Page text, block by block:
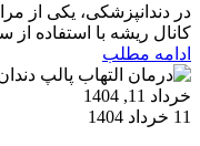
در دندانپزشکی، یکی از
کانال ریشه با استفاده
ادامه مطلب
خرداد 11, 1404
11 خرداد 1404